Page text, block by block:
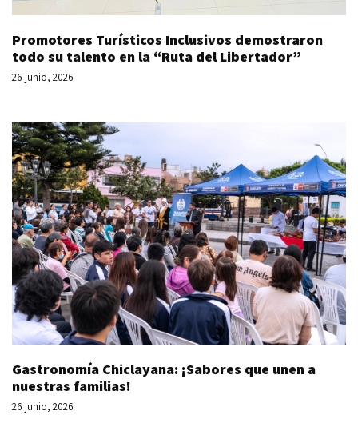
Promotores Turísticos Inclusivos demostraron
todo su talento en la “Ruta del Libertador”
26 junio, 2026
Gastronomía Chiclayana: ¡Sabores que unen a
nuestras familias!
26 junio, 2026